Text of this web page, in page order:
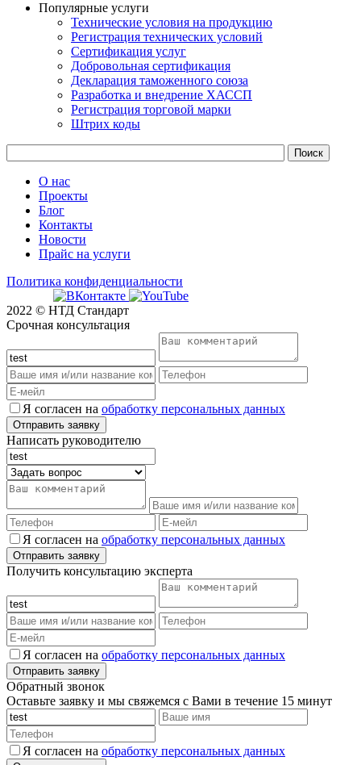
Популярные услуги
Технические условия на продукцию
Регистрация технических условий
Сертификация услуг
Добровольная сертификация
Декларация таможенного союза
Разработка и внедрение ХАССП
Регистрация торговой марки
Штрих коды
О нас
Проекты
Блог
Контакты
Новости
Прайс на услуги
Политика конфиденциальности
2022 © НТД Стандарт
Срочная консультация
Я согласен на обработку персональных данных
Написать руководителю
Я согласен на обработку персональных данных
Получить консультацию эксперта
Я согласен на обработку персональных данных
Обратный звонок
Оставьте заявку и мы свяжемся с Вами в течение 15 минут
Я согласен на обработку персональных данных